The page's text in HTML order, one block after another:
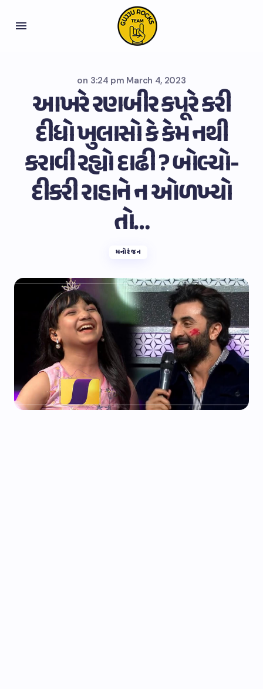
on 3:24 pm March 4, 2023
આખરે રણબીર કપૂરે કરી
દીધો ખુલાસો કે કેમ નથી
કરાવી રહ્યો દાઢી ? બોલ્યો-
દીકરી રાહાને ન ઓળખ્યો
તો…
મનોરંજન